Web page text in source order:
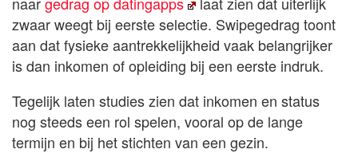
zwaar weegt bij eerste selectie. Swipegedrag toont
aan dat fysieke aantrekkelijkheid vaak belangrijker
is dan inkomen of opleiding bij een eerste indruk.
Tegelijk laten studies zien dat inkomen en status
nog steeds een rol spelen, vooral op de lange
termijn en bij het stichten van een gezin.